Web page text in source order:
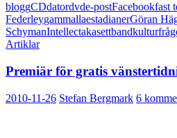
många
som
twittrarna
bloggCDdatordvde-postFacebookfast
FederleygammallaestadianerGöran
SchymanIntellectakasettband
Artiklar
Premiär för gratis
2010-11-26 Stefan Bergmark 6